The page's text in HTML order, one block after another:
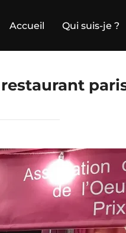
Accueil Qui suis-je ?
restaurant